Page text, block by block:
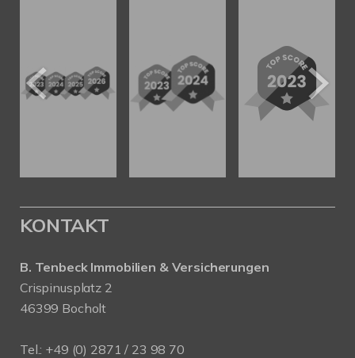
KONTAKT
B. Tenbeck Immobilien & Versicherungen
Crispinusplatz 2
46399 Bocholt
Tel.: +49 (0) 2871 / 23 98 70